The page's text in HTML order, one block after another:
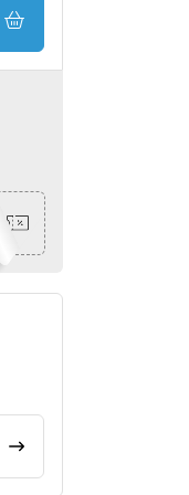
CALCULAR FRETE